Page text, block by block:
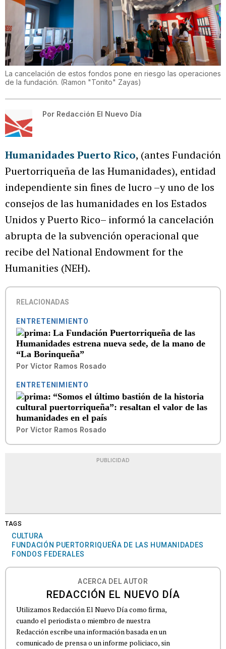
La cancelación de estos fondos pone en riesgo las operaciones
de la fundación. (Ramon "Tonito" Zayas)
Por Redacción El Nuevo Día
Humanidades Puerto Rico, (antes Fundación
Puertorriqueña de las Humanidades), entidad
independiente sin fines de lucro –y uno de los
consejos de las humanidades en los Estados
Unidos y Puerto Rico– informó la cancelación
abrupta de la subvención operacional que
recibe del National Endowment for the
Humanities (NEH).
RELACIONADAS
ENTRETENIMIENTO
La Fundación Puertorriqueña de las
Humanidades estrena nueva sede, de la mano de
“La Borinqueña”
Por Víctor Ramos Rosado
ENTRETENIMIENTO
“Somos el último bastión de la historia
cultural puertorriqueña”: resaltan el valor de las
humanidades en el país
Por Víctor Ramos Rosado
PUBLICIDAD
TAGS
CULTURA
FUNDACIÓN PUERTORRIQUEÑA DE LAS HUMANIDADES
FONDOS FEDERALES
ACERCA DEL AUTOR
REDACCIÓN EL NUEVO DÍA
Utilizamos Redacción El Nuevo Día como firma,
cuando el periodista o miembro de nuestra
Redacción escribe una información basada en un
comunicado de prensa o un informe policiaco, sin